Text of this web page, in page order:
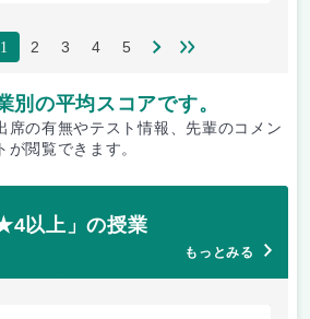
1 2 3 4 5
別の平均スコアです。
席の有無やテスト情報、先輩のコメン
トが閲覧できます。
以上」の授業
もっとみる